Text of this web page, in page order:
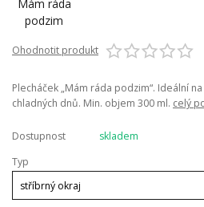
Ohodnotit produkt
Plecháček „Mám ráda podzim“. Ideální
chladných dnů. Min. objem 300 ml. celý
Dostupnost
skladem
Typ